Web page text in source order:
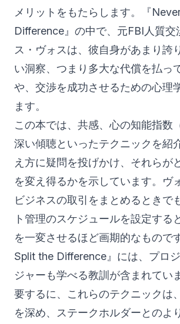
メリットをもたらします。『
Difference』の中で、元FBI人質交
ス・ヴォスは、彼自身があまり誇
い洞察、つまり多大な代償を払っ
や、交渉を成功させるための心理
ます。
この本では、共感、心の知能指数
深い傾聴といったテクニックを紹
え方に疑問を投げかけ、それらが
を変え得るかを示しています。ヴ
ビジネスの取引をまとめるときで
ト管理のスケジュールを設定する
を一変させるほど画期的なもので
Split the Difference』には、プロ
ジャーも学べる教訓が含まれてい
要するに、これらのテクニックは
を深め、ステークホルダーとのよ